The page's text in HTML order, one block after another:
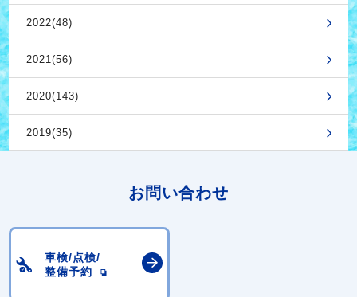
2022(48)
2021(56)
2020(143)
2019(35)
お問い合わせ
車検/点検/
整備予約